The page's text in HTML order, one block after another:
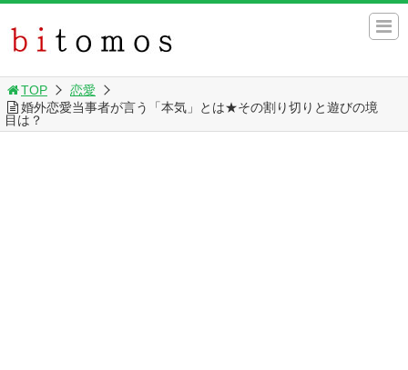
TOP
恋愛
婚外恋愛当事者が言う「本気」とは★その割り切りと遊びの境
目は？